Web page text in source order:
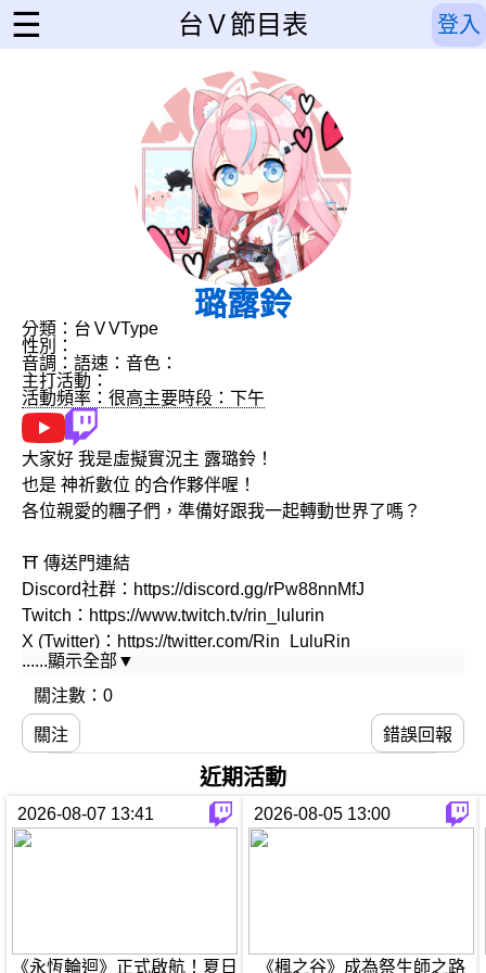
☰ 台Ｖ節目表 登入
璐露鈴
分類：台ＶVType
性別：
音調： 語速： 音色：
主打活動：
活動頻率：很高主要時段：下午
大家好 我是虛擬實況主 露璐鈴！
也是 神祈數位 的合作夥伴喔！
各位親愛的糰子們，準備好跟我一起轉動世界了嗎？
⛩️ 傳送門連結
Discord社群：https://discord.gg/rPw88nnMfJ
Twitch：https://www.twitch.tv/rin_lulurin
X (Twitter)：https://twitter.com/Rin_LuluRin
Facebook：https://reurl.cc/mGREkV
📬工商、合作、聯合實況請洽信箱：info@godnask-
digi.com
......顯示全部▼
關注數：0
關注 錯誤回報
近期活動
2026-08-07 13:41
《永恆輪迴》正式啟航！夏日
2026-08-05 13:00
《楓之谷》成為祭生師之路